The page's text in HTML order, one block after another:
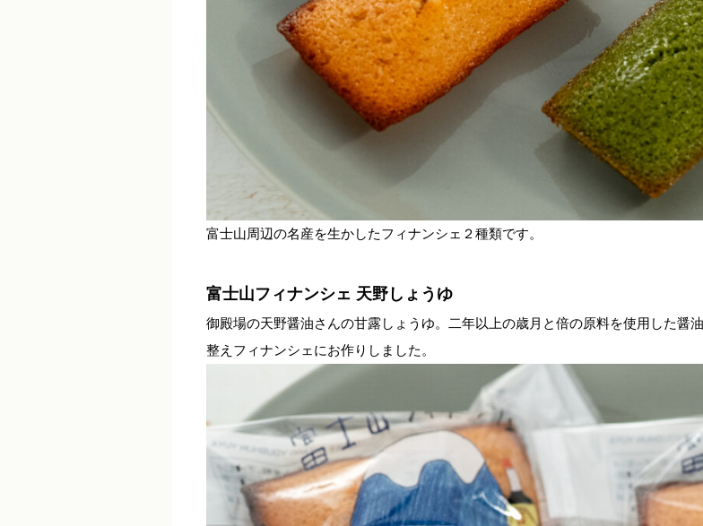
富士山周辺の名産を生かしたフィナンシェ２種類です。
富士山フィナンシェ 天野しょうゆ
御殿場の天野醤油さんの甘露しょうゆ。二年以上の歳月と倍の原料を使用した醤
整えフィナンシェにお作りしました。